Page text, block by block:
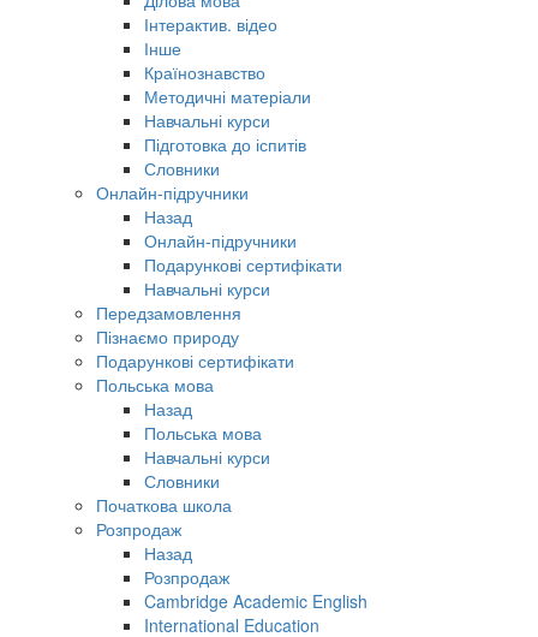
Інтерактив. відео
Інше
Країнознавство
Методичні матеріали
Навчальні курси
Підготовка до іспитів
Словники
Онлайн-підручники
Назад
Онлайн-підручники
Подарункові сертифікати
Навчальні курси
Передзамовлення
Пізнаємо природу
Подарункові сертифікати
Польська мова
Назад
Польська мова
Навчальні курси
Словники
Початкова школа
Розпродаж
Назад
Розпродаж
Cambridge Academic English
International Education